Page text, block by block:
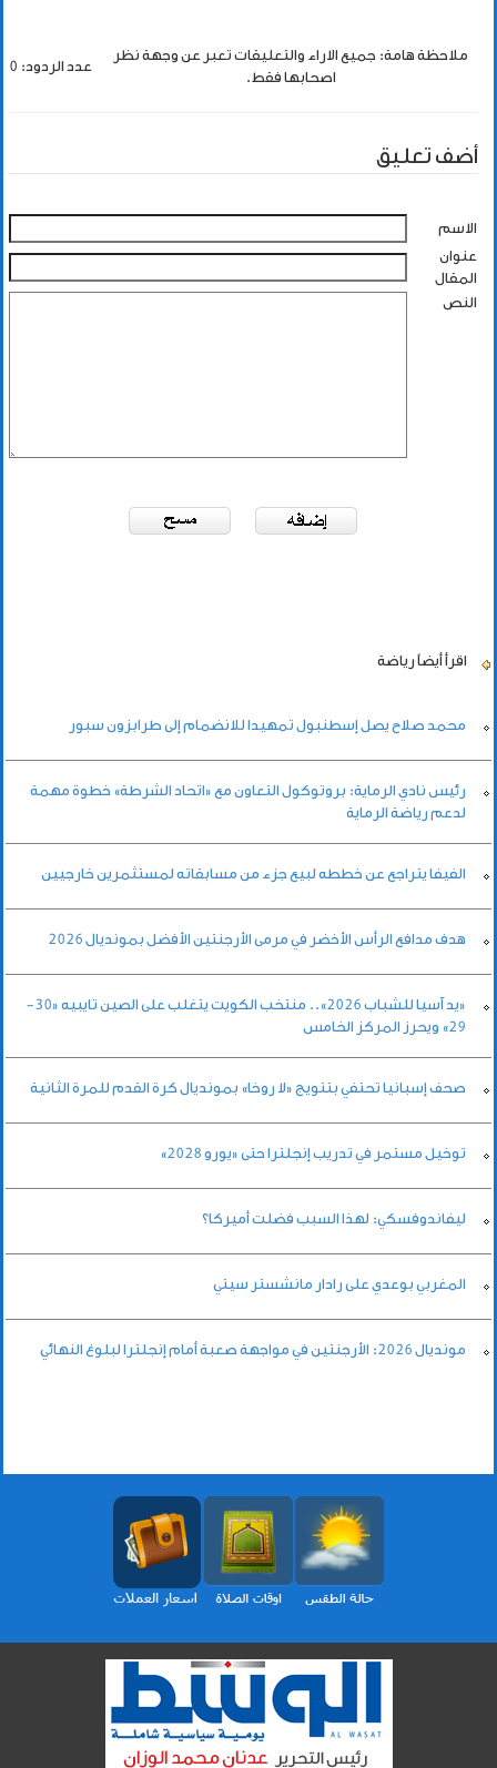
ملاحظة هامة: جميع الاراء والتعليقات تعبر عن وجهة نظر
اصحابها فقط.
عدد الردود: 0
أضف تعليق
الاسم
عنوان
المقال
النص
اقرأ أيضاً رياضة
محمد صلاح يصل إسطنبول تمهيدا للانضمام إلى طرابزون سبور
رئيس نادي الرماية: بروتوكول التعاون مع «اتحاد الشرطة» خطوة مهمة
لدعم رياضة الرماية
الفيفا يتراجع عن خططه لبيع جزء من مسابقاته لمستثمرين خارجيين
هدف مدافع الرأس الأخضر في مرمى الأرجنتين الأفضل بمونديال 2026
«يد آسيا للشباب 2026».. منتخب الكويت يتغلب على الصين تايبيه «30-
29» ويحرز المركز الخامس
صحف إسبانيا تحتفي بتتويج «لا روخا» بمونديال كرة القدم للمرة الثانية
توخيل مستمر في تدريب إنجلترا حتى «يورو 2028»
ليفاندوفسكي: لهذا السبب فضلت أميركا؟
المغربي بوعدي على رادار مانشستر سيتي
مونديال 2026: الأرجنتين في مواجهة صعبة أمام إنجلترا لبلوغ النهائي